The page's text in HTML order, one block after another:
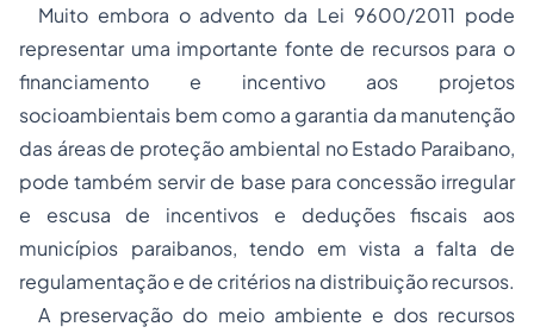
Muito embora o advento da Lei 9600/2011 pode
representar uma importante fonte de recursos para o
financiamento e incentivo aos projetos
socioambientais bem como a garantia da manutenção
das áreas de proteção ambiental no Estado Paraibano,
pode também servir de base para concessão irregular
e escusa de incentivos e deduções fiscais aos
municípios paraibanos, tendo em vista a falta de
regulamentação e de critérios na distribuição recursos.
A preservação do meio ambiente e dos recursos